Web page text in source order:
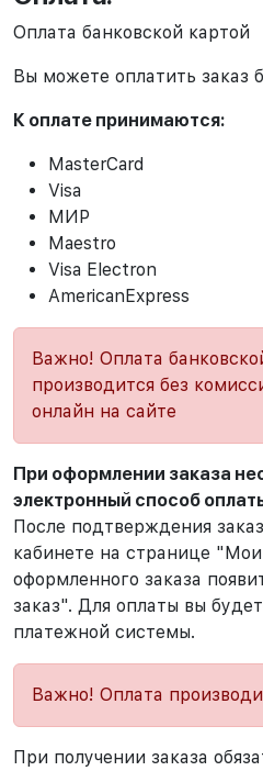
Оплата банковской картой
Вы можете оплатить заказ
К оплате принимаются:
MasterCard
Visa
МИР
Maestro
Visa Electron
AmericanExpress
Важно! Оплата
производится без
онлайн на сайте
При оформлении заказа
электронный способ
После подтверждения
кабинете на странице
оформленного заказа
заказ". Для оплаты вы
платежной системы.
Важно! Оплата
При получении заказа